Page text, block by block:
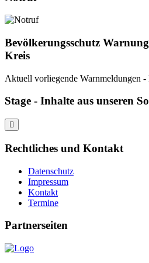
Bevölkerungsschutz
Kreis
Aktuell vorliegende Warnmeldungen -
Stage - Inhalte aus unseren
Rechtliches und Kontakt
Datenschutz
Impressum
Kontakt
Termine
Partnerseiten